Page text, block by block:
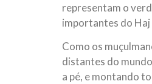
representam o
importantes do Haj
Como os
distantes do
a pé, e montando